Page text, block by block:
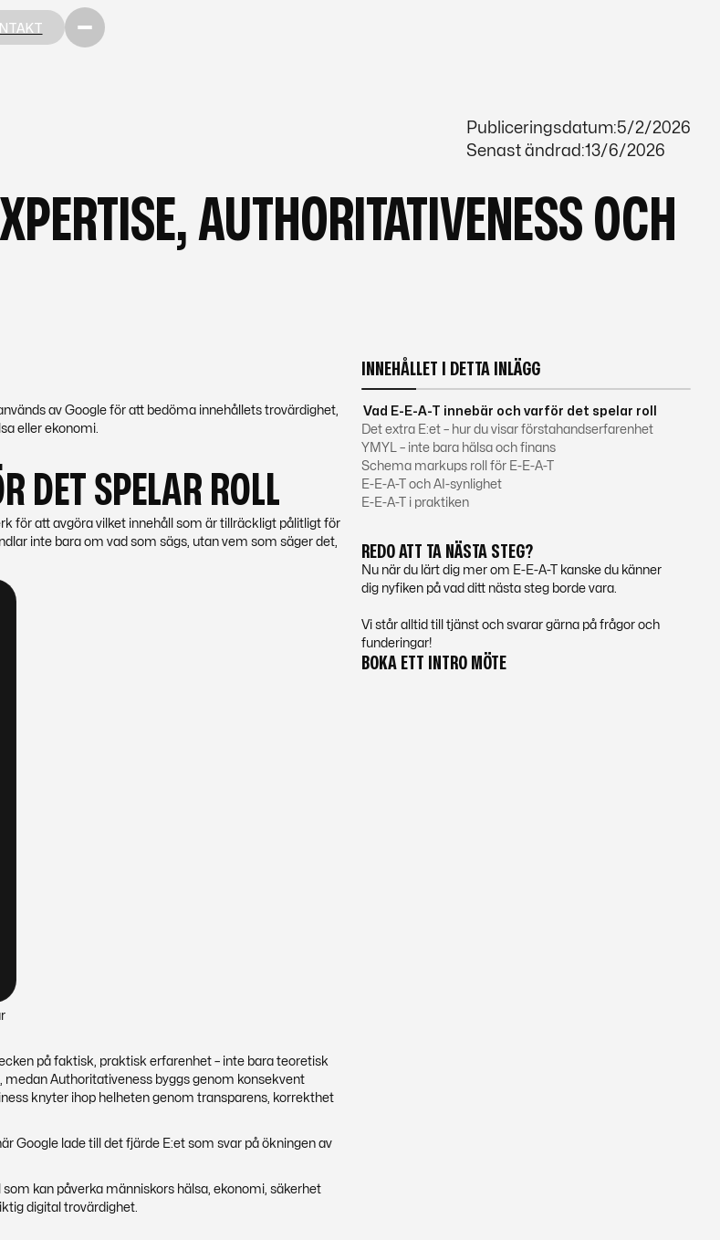
Publiceringsdatum:5/2/2026
Senast ändrad:13/6/2026
AUTHORITATIVENESS OCH
av Google för att bedöma innehållets trovärdighet,
eller ekonomi.
DET SPELAR ROLL
för att avgöra vilket innehåll som är tillräckligt pålitligt för
inte bara om vad som sägs, utan vem som säger det,
på faktisk, praktisk erfarenhet – inte bara teoretisk
Authoritativeness byggs genom konsekvent
knyter ihop helheten genom transparens, korrekthet
Google lade till det fjärde E:et som svar på ökningen av
som kan påverka människors hälsa, ekonomi, säkerhet
digital trovärdighet.
INNEHÅLLET I DETTA INLÄGG
Vad E-E-A-T innebär och varför det spelar roll
Det extra E:et – hur du visar förstahandserfarenhet
YMYL – inte bara hälsa och finans
Schema markups roll för E-E-A-T
E-E-A-T och AI-synlighet
E-E-A-T i praktiken
REDO ATT TA NÄSTA STEG?
Nu när du lärt dig mer om E-E-A-T kanske du känner
dig nyfiken på vad ditt nästa steg borde vara.
Vi står alltid till tjänst och svarar gärna på frågor och
funderingar!
BOKA ETT INTRO MÖTE